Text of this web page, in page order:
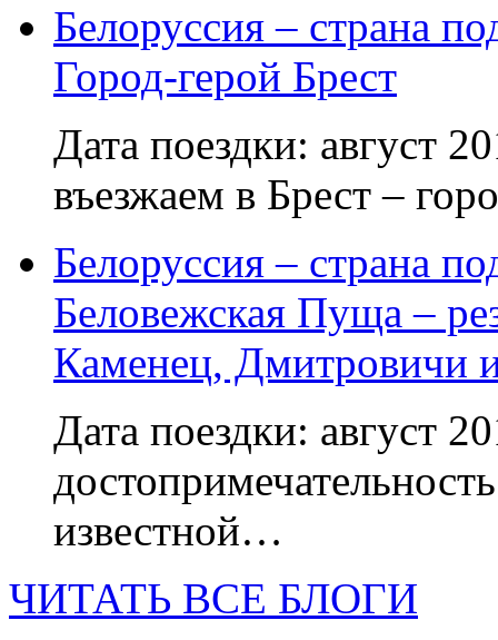
Белоруссия – страна
Город-герой Брест
Дата поездки: август
въезжаем в Брест –
Белоруссия – страна
Беловежская Пуща –
Каменец, Дмитровичи
Дата поездки: август
известной…
ЧИТАТЬ ВСЕ БЛОГИ